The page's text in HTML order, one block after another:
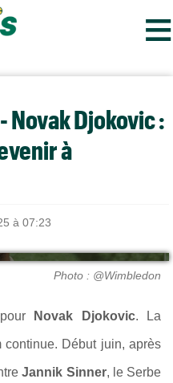
≡
Novak Djokovic :
à
à 07:23
Photo : @Wimbledon
Novak Djokovic. La
Début juin, après
Jannik Sinner, le Serbe